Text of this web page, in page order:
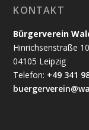
KONTAKT
Bürgerverein
Hinrichsenstraße 10
04105 Leipzig
Telefon: +49 341